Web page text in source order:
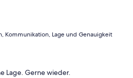
Kommunikation, Lage und Genauigkeit
Lage. Gerne wieder.